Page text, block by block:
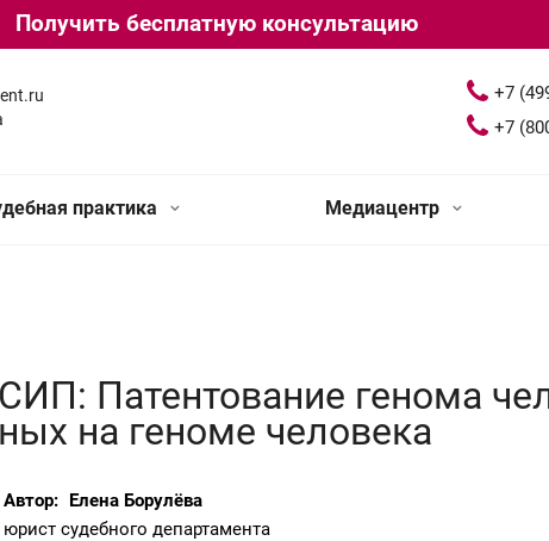
Получить бесплатную консультацию
+7
+7
практика Медиацентр
Патентование генома
на геноме человека
Автор: Елена Борулёва
юрист судебного департамента